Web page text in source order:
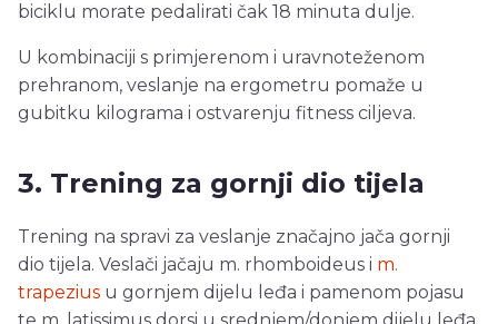
biciklu morate pedalirati čak 18 minuta dulje.
U kombinaciji s primjerenom i uravnoteženom
prehranom, veslanje na ergometru pomaže u
gubitku kilograma i ostvarenju fitness ciljeva.
3. Trening za gornji dio tijela
Trening na spravi za veslanje značajno jača gornji
dio tijela. Veslači jačaju m. rhomboideus i m.
trapezius u gornjem dijelu leđa i pamenom pojasu